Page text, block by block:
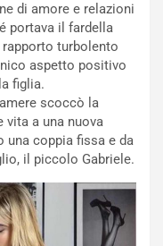
di amore e relazioni
portava il fardella
rapporto turbolento
aspetto positivo
figlia.
scoccò la
vita a una nuova
una coppia fissa e da
il piccolo Gabriele.